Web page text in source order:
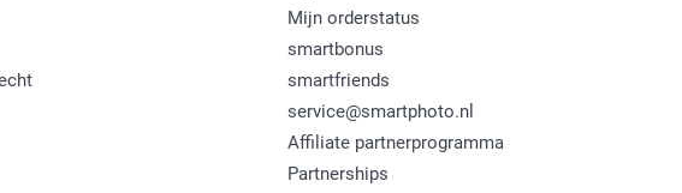
Mijn orderstatus
smartbonus
smartfriends
service@smartphoto.nl
Affiliate partnerprogramma
Partnerships